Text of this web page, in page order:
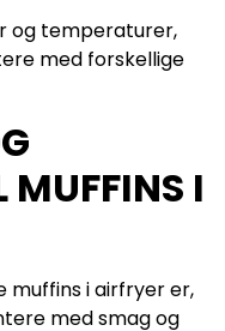
og temperaturer,
med forskellige
MUFFINS I
muffins i airfryer er,
med smag og